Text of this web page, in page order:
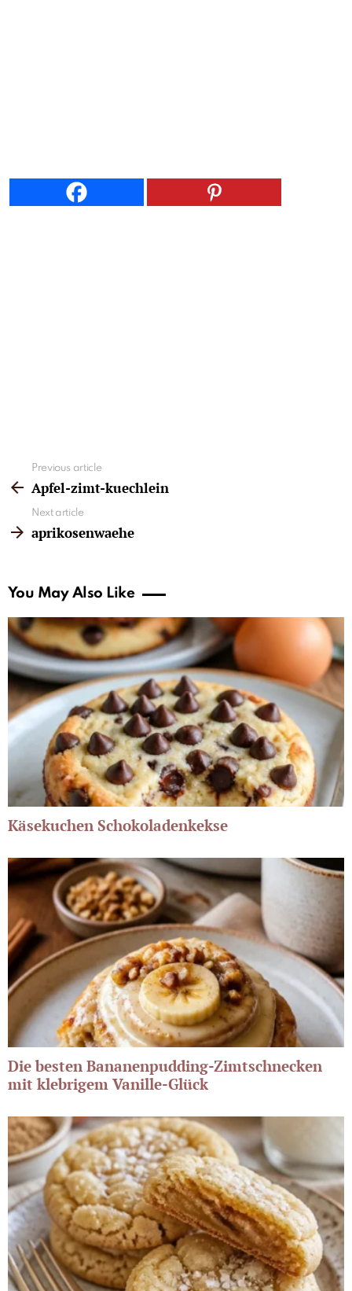
more
Previous article
Apfel-zimt-kuechlein
Next article
aprikosenwaehe
You May Also Like
Käsekuchen Schokoladenkekse
Die besten Bananenpudding-Zimtschnecken
mit klebrigem Vanille-Glück